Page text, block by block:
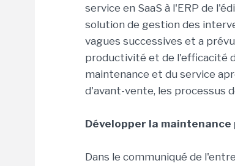
service en SaaS à l'ERP de
solution de gestion des
vagues successives et a
productivité et de l'efficacité
maintenance et du service
d'avant-vente, les processus
Développer la
Dans le communiqué de